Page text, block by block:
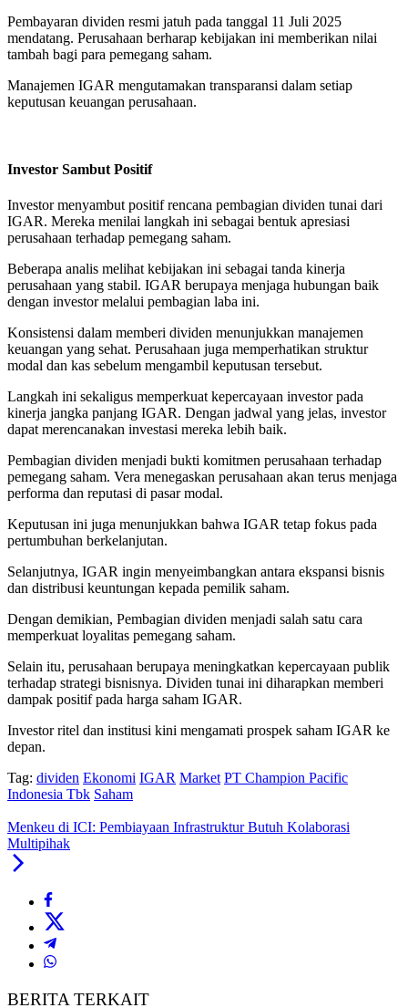
Pembayaran dividen resmi jatuh pada tanggal 11 Juli 2025
mendatang. Perusahaan berharap kebijakan ini memberikan nilai
tambah bagi para pemegang saham.
Manajemen IGAR mengutamakan transparansi dalam setiap
keputusan keuangan perusahaan.
Investor Sambut Positif
Investor menyambut positif rencana pembagian dividen tunai dari
IGAR. Mereka menilai langkah ini sebagai bentuk apresiasi
perusahaan terhadap pemegang saham.
Beberapa analis melihat kebijakan ini sebagai tanda kinerja
perusahaan yang stabil. IGAR berupaya menjaga hubungan baik
dengan investor melalui pembagian laba ini.
Konsistensi dalam memberi dividen menunjukkan manajemen
keuangan yang sehat. Perusahaan juga memperhatikan struktur
modal dan kas sebelum mengambil keputusan tersebut.
Langkah ini sekaligus memperkuat kepercayaan investor pada
kinerja jangka panjang IGAR. Dengan jadwal yang jelas, investor
dapat merencanakan investasi mereka lebih baik.
Pembagian dividen menjadi bukti komitmen perusahaan terhadap
pemegang saham. Vera menegaskan perusahaan akan terus menjaga
performa dan reputasi di pasar modal.
Keputusan ini juga menunjukkan bahwa IGAR tetap fokus pada
pertumbuhan berkelanjutan.
Selanjutnya, IGAR ingin menyeimbangkan antara ekspansi bisnis
dan distribusi keuntungan kepada pemilik saham.
Dengan demikian, Pembagian dividen menjadi salah satu cara
memperkuat loyalitas pemegang saham.
Selain itu, perusahaan berupaya meningkatkan kepercayaan publik
terhadap strategi bisnisnya. Dividen tunai ini diharapkan memberi
dampak positif pada harga saham IGAR.
Investor ritel dan institusi kini mengamati prospek saham IGAR ke
depan.
Tag: dividen Ekonomi IGAR Market PT Champion Pacific
Indonesia Tbk Saham
Menkeu di ICI: Pembiayaan Infrastruktur Butuh Kolaborasi
Multipihak
BERITA TERKAIT